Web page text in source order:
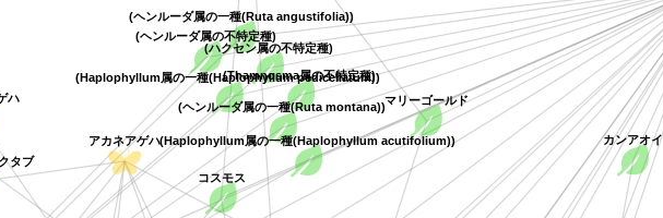
(ハクセン属の不特定種)
(ヘンルーダ属の不特定種)
(Thamnosma属の不特定種)
カンアオイ
コスモス
(Haplophyllum属の一種(Haplophyllum acutifolium))
(Haplophyllum属の一種(Haplophyllum pedicellatum))
(ヘンルーダ属の一種(Ruta angustifolia))
(ヘンルーダ属の一種(Ruta montana))
マリーゴールド
アカネアゲハ